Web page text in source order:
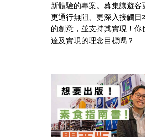
新體驗的專案。募集讓遊客
更通行無阻、更深入接觸日
的創意，並支持其實現！你
達及實現的理念目標嗎？